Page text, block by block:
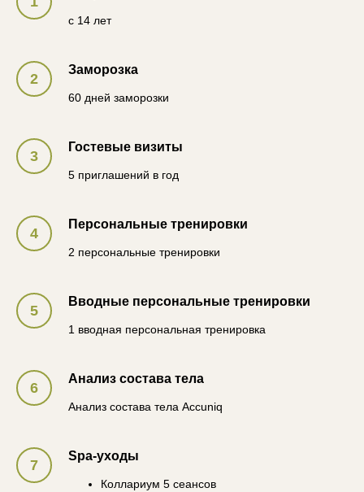
с 14 лет
Заморозка
60 дней заморозки
Гостевые визиты
5 приглашений в год
Персональные тренировки
2 персональные тренировки
Вводные персональные тренировки
1 вводная персональная тренировка
Анализ состава тела
Анализ состава тела Accuniq
Spa-уходы
Коллариум 5 сеансов